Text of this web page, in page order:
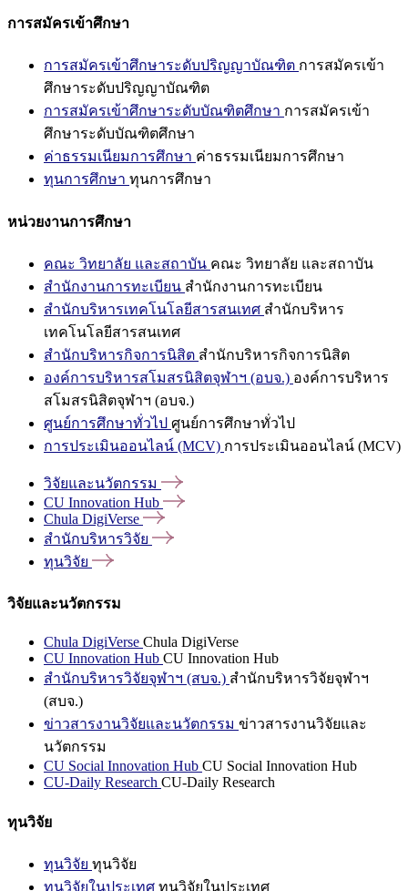
การสมัครเข้าศึกษา
การสมัครเข้าศึกษาระดับปริญญาบัณฑิต การสมัครเข้า
ศึกษาระดับปริญญาบัณฑิต
การสมัครเข้าศึกษาระดับบัณฑิตศึกษา การสมัครเข้า
ศึกษาระดับบัณฑิตศึกษา
ค่าธรรมเนียมการศึกษา ค่าธรรมเนียมการศึกษา
ทุนการศึกษา ทุนการศึกษา
หน่วยงานการศึกษา
คณะ วิทยาลัย และสถาบัน คณะ วิทยาลัย และสถาบัน
สำนักงานการทะเบียน สำนักงานการทะเบียน
สำนักบริหารเทคโนโลยีสารสนเทศ สำนักบริหาร
เทคโนโลยีสารสนเทศ
สำนักบริหารกิจการนิสิต สำนักบริหารกิจการนิสิต
องค์การบริหารสโมสรนิสิตจุฬาฯ (อบจ.) องค์การบริหาร
สโมสรนิสิตจุฬาฯ (อบจ.)
ศูนย์การศึกษาทั่วไป ศูนย์การศึกษาทั่วไป
การประเมินออนไลน์ (MCV) การประเมินออนไลน์ (MCV)
วิจัยและนวัตกรรม
CU Innovation Hub
Chula DigiVerse
สำนักบริหารวิจัย
ทุนวิจัย
วิจัยและนวัตกรรม
Chula DigiVerse Chula DigiVerse
CU Innovation Hub CU Innovation Hub
สำนักบริหารวิจัยจุฬาฯ (สบจ.) สำนักบริหารวิจัยจุฬาฯ
(สบจ.)
ข่าวสารงานวิจัยและนวัตกรรม ข่าวสารงานวิจัยและ
นวัตกรรม
CU Social Innovation Hub CU Social Innovation Hub
CU-Daily Research CU-Daily Research
ทุนวิจัย
ทุนวิจัย ทุนวิจัย
ทุนวิจัยในประเทศ ทุนวิจัยในประเทศ